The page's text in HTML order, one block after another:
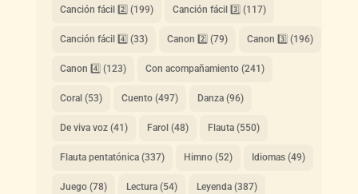
Canción fácil 2️⃣ (199) Canción fácil 3️⃣ (117)
Canción fácil 4️⃣ (33) Canon 2️⃣ (79) Canon 3️⃣ (196)
Canon 4️⃣ (123) Con acompañamiento(241)
Coral (53) Cuento(497) Danza(96)
De viva voz(41) Farol (48) Flauta(550)
Flauta pentatónica(337) Himno(52) Idiomas(49)
Juego(78) Lectura(54) Leyenda(387)